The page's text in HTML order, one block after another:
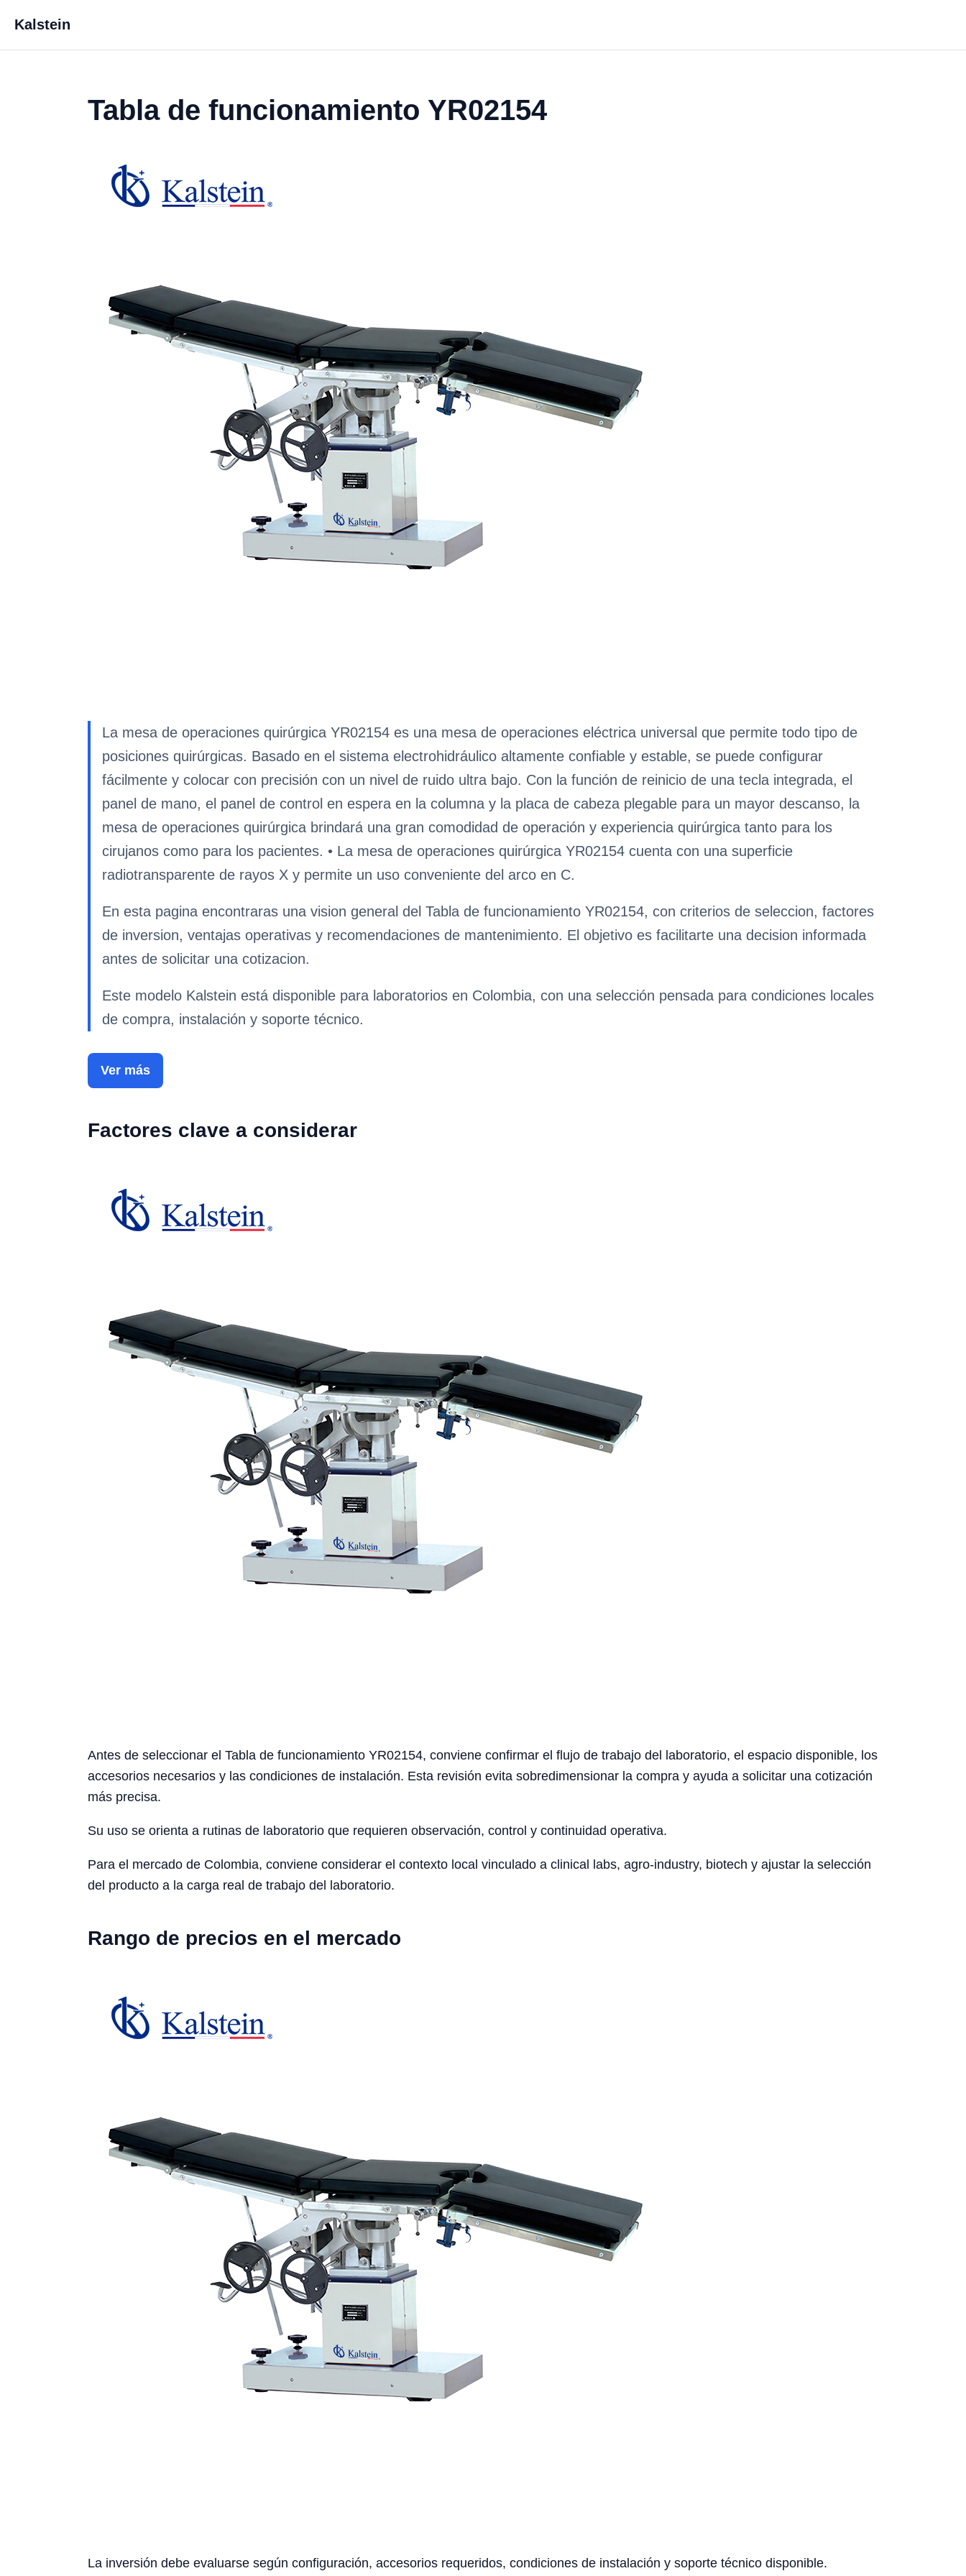
Kalstein
Tabla de funcionamiento YR02154
La mesa de operaciones quirúrgica YR02154 es una mesa de operaciones eléctrica universal que permite todo tipo de
posiciones quirúrgicas. Basado en el sistema electrohidráulico altamente confiable y estable, se puede configurar
fácilmente y colocar con precisión con un nivel de ruido ultra bajo. Con la función de reinicio de una tecla integrada, el
panel de mano, el panel de control en espera en la columna y la placa de cabeza plegable para un mayor descanso, la
mesa de operaciones quirúrgica brindará una gran comodidad de operación y experiencia quirúrgica tanto para los
cirujanos como para los pacientes. • La mesa de operaciones quirúrgica YR02154 cuenta con una superficie
radiotransparente de rayos X y permite un uso conveniente del arco en C.
En esta pagina encontraras una vision general del Tabla de funcionamiento YR02154, con criterios de seleccion, factores
de inversion, ventajas operativas y recomendaciones de mantenimiento. El objetivo es facilitarte una decision informada
antes de solicitar una cotizacion.
Este modelo Kalstein está disponible para laboratorios en Colombia, con una selección pensada para condiciones locales
de compra, instalación y soporte técnico.
Ver más
Factores clave a considerar
Antes de seleccionar el Tabla de funcionamiento YR02154, conviene confirmar el flujo de trabajo del laboratorio, el espacio disponible, los
accesorios necesarios y las condiciones de instalación. Esta revisión evita sobredimensionar la compra y ayuda a solicitar una cotización
más precisa.
Su uso se orienta a rutinas de laboratorio que requieren observación, control y continuidad operativa.
Para el mercado de Colombia, conviene considerar el contexto local vinculado a clinical labs, agro-industry, biotech y ajustar la selección
del producto a la carga real de trabajo del laboratorio.
Rango de precios en el mercado
La inversión debe evaluarse según configuración, accesorios requeridos, condiciones de instalación y soporte técnico disponible.